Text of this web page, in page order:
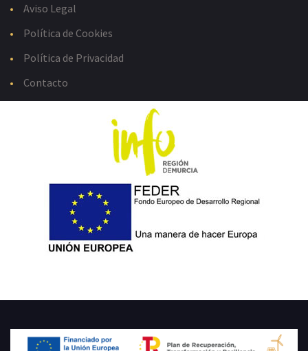
Aviso Legal
Política de Cookies
Política de Privacidad
Contacto